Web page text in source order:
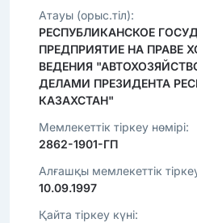
Атауы (орыс.тіл):
РЕСПУБЛИКАНСКОЕ
ПРЕДПРИЯТИЕ НА ПРАВЕ
ВЕДЕНИЯ
ДЕЛАМИ ПРЕЗИДЕНТА
КАЗАХСТАН"
Мемлекеттік тіркеу нөмірі:
2862-1901-ГП
Алғашқы мемлекеттік
10.09.1997
Қайта тіркеу күні: